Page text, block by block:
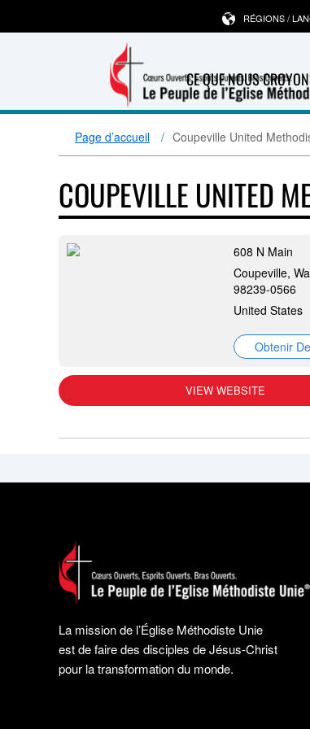
CE QUE NOUS
RÉGIONS /
Page d’accueil Coupeville United
COUPEVILLE UNITED
608 N Main
Coupeville,
98239-0566
United States
Obtenir
VIEW WEBSITE
La mission de l’Église Méthodiste Unie
est de faire des disciples de Jésus-Christ
pour la transformation du monde.